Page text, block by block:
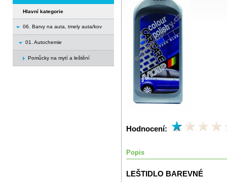
Hlavní kategorie
06. Barvy na auta, tmely auta/kov
01. Autochemie
Pomůcky na mytí a leštění
Hodnocení:
Popis
LEŠTIDLO BAREVNÉ